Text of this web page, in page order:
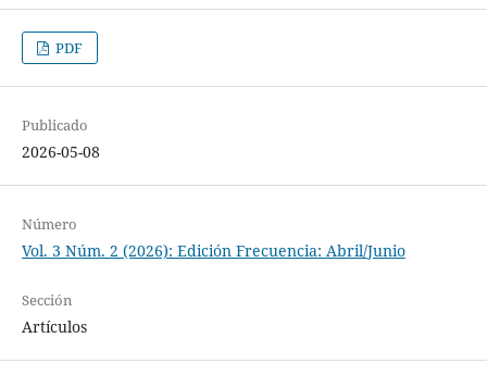
PDF
Publicado
2026-05-08
Número
Vol. 3 Núm. 2 (2026): Edición Frecuencia: Abril/Junio
Sección
Artículos